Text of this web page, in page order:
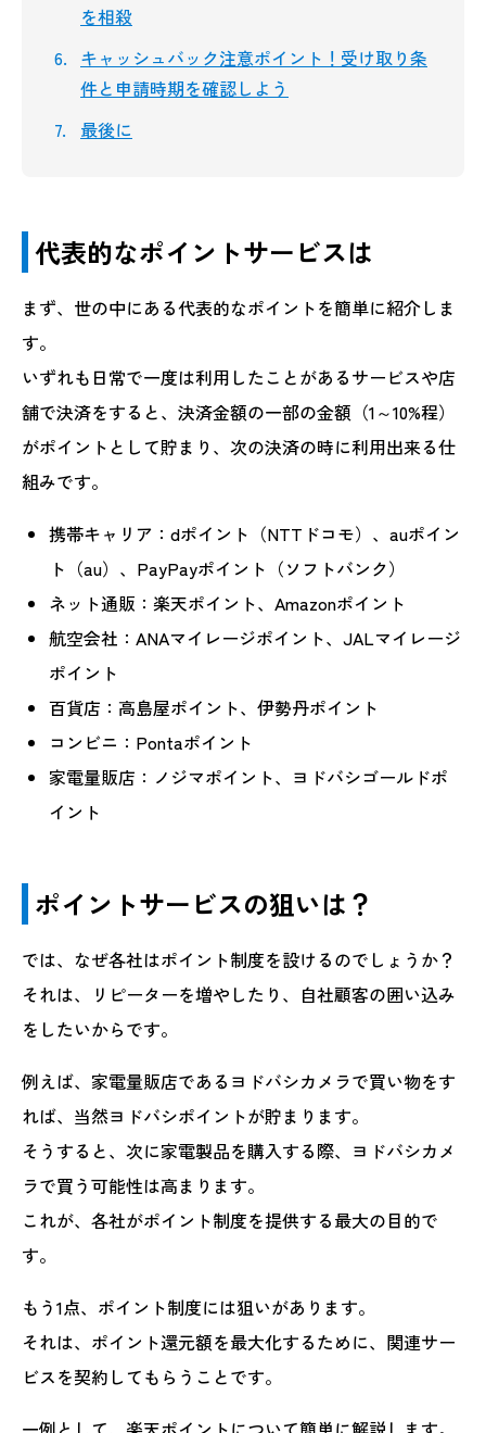
を相殺
キャッシュバック注意ポイント！受け取り条
件と申請時期を確認しよう
最後に
代表的なポイントサービスは
まず、世の中にある代表的なポイントを簡単に紹介しま
す。
いずれも日常で一度は利用したことがあるサービスや店
舗で決済をすると、決済金額の一部の金額（1～10%程）
がポイントとして貯まり、次の決済の時に利用出来る仕
組みです。
携帯キャリア：dポイント（NTTドコモ）、auポイン
ト（au）、PayPayポイント（ソフトバンク）
ネット通販：楽天ポイント、Amazonポイント
航空会社：ANAマイレージポイント、JALマイレージ
ポイント
百貨店：高島屋ポイント、伊勢丹ポイント
コンビニ：Pontaポイント
家電量販店：ノジマポイント、ヨドバシゴールドポ
イント
ポイントサービスの狙いは？
では、なぜ各社はポイント制度を設けるのでしょうか？
それは、リピーターを増やしたり、自社顧客の囲い込み
をしたいからです。
例えば、家電量販店であるヨドバシカメラで買い物をす
れば、当然ヨドバシポイントが貯まります。
そうすると、次に家電製品を購入する際、ヨドバシカメ
ラで買う可能性は高まります。
これが、各社がポイント制度を提供する最大の目的で
す。
もう1点、ポイント制度には狙いがあります。
それは、ポイント還元額を最大化するために、関連サー
ビスを契約してもらうことです。